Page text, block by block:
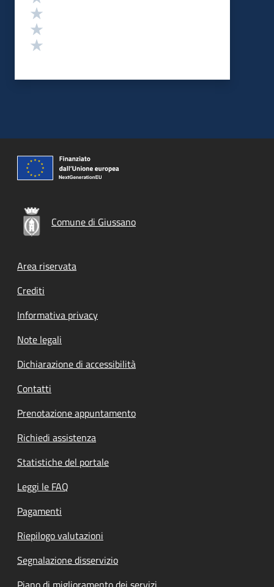
Comune di Giussano
Footer menu
Area riservata
Crediti
Informativa privacy
Note legali
Dichiarazione di accessibilità
Contatti
Prenotazione appuntamento
Richiedi assistenza
Statistiche del portale
Leggi le FAQ
Pagamenti
Riepilogo valutazioni
Segnalazione disservizio